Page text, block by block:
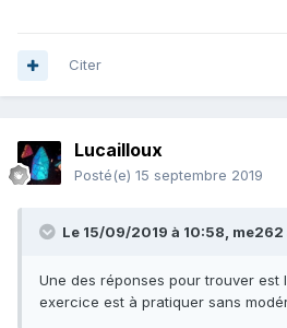
Citer
Lucailloux
Posté(e) 15 septembre 2019
Le 15/09/2019 à 10:58, me262
Une des réponses pour trouver est
exercice est à pratiquer sans